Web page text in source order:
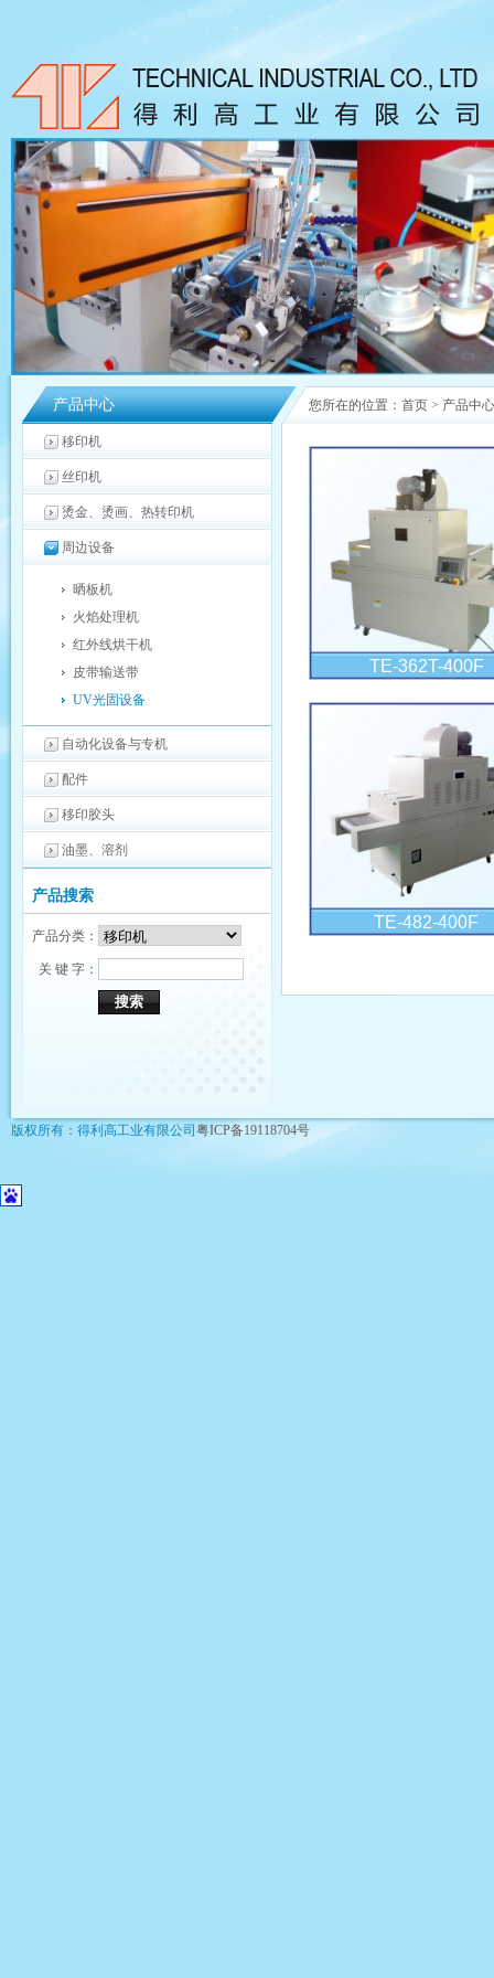
产品中心
移印机
丝印机
烫金、烫画、热转印机
周边设备
晒板机
火焰处理机
红外线烘干机
皮带输送带
UV光固设备
自动化设备与专机
配件
移印胶头
油墨、溶剂
产品搜索
产品分类：
关 键 字：
您所在的位置： 首页 > 产品中心
TE-362T-400F
TE-482-400F
版权所有：得利高工业有限公司 粤ICP备19118704号